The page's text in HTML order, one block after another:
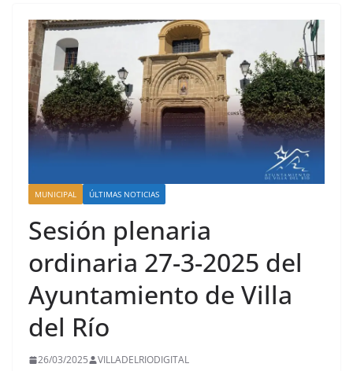
MUNICIPAL ÚLTIMAS NOTICIAS
Sesión plenaria
ordinaria 27-3-2025 del
Ayuntamiento de Villa
del Río
26/03/2025 VILLADELRIODIGITAL